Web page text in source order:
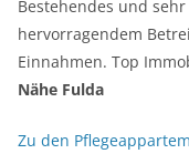
Bestehendes und
hervorragendem
Einnahmen. Top
Nähe Fulda
Zu den